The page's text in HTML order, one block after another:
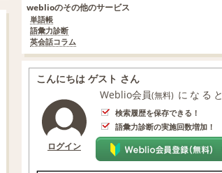
weblioのその他のサービス
単語帳
語彙力診断
英会話コラム
こんにちは ゲスト さん
ログイン
Weblio会員(無料) になると
検索履歴を保存できる！
語彙力診断の実施回数増加！